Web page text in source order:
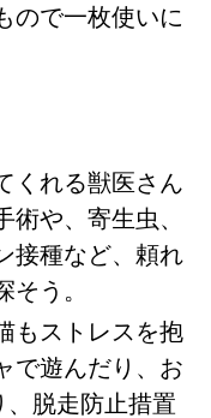
ので一枚使いに
くれる獣医さん
術や、寄生虫、
接種など、頼れ
う。
もストレスを抱
で遊んだり、お
脱走防止措置